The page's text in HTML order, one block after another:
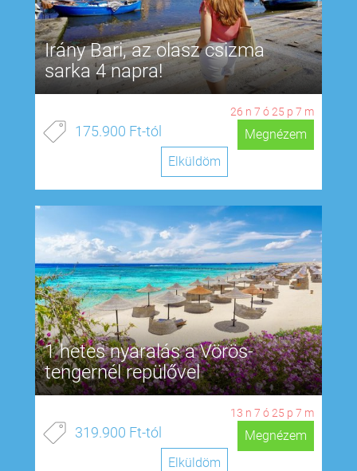
Irány Bari, az olasz csizma
sarka 4 napra!
26 n 7 ó 25 p 6 m
175.900 Ft-tól
Megnézem
Elküldöm
1 hetes nyaralás a Vörös-
tengernél repülővel
13 n 7 ó 25 p 6 m
319.900 Ft-tól
Megnézem
Elküldöm